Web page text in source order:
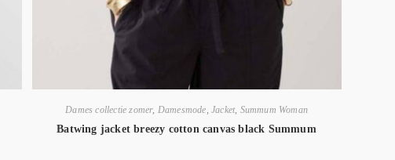
Dames collectie zomer, Damesmode, Jacket, Summum Woman
Batwing jacket breezy cotton canvas black Summum